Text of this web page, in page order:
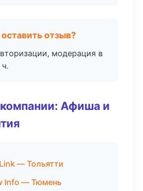
отзыв?
модерация в
Афиша и
— Тольятти
Info — Тюмень